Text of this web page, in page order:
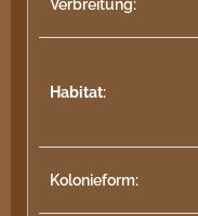
Verbreitung:
Habitat:
Kolonieform: